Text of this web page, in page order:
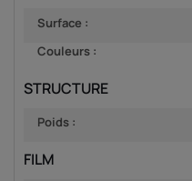
Surface :
Couleurs :
STRUCTURE
Poids :
FILM